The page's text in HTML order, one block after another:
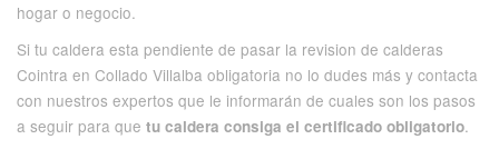
hogar o negocio.
Si tu caldera esta pendiente de pasar la revision de calderas
Cointra en Collado Villalba obligatoria no lo dudes más y contacta
con nuestros expertos que le informarán de cuales son los pasos
a seguir para que tu caldera consiga el certificado obligatorio.